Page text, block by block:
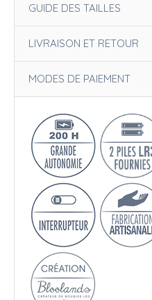
GUIDE DES TAILLES
LIVRAISON ET RETOUR
MODES DE PAIEMENT